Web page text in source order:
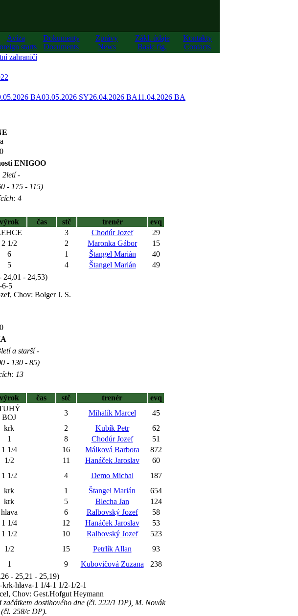
Avíza
starts
Dokumenty
Documents
Zprávy
News
Zákl. údaje
Basic fig.
Kontakty
Contacts
zahraničí
BA03.05.2026 SY26.04.2026 BA11.04.2026 BA
ENIGOO
2letí -
- 175 - 115)
4
výrok čas stč trenér
evq
3 Chodúr Jozef
29
2 1/2 2 Maronka Gábor
15
6 1 Štangel Marián
40
5 4 Štangel Marián
49
24,01 - 24,53)
5
Chov: Bolger J. S.
a starší -
- 130 - 85)
13
výrok čas stč trenér
evq
BOJ
3 Mihalík Marcel
45
krk 2 Kubík Petr
62
1 8 Chodúr Jozef
51
1 1/4 16 Málková Barbora
872
1/2 11 Hanáček Jaroslav
60
1 1/2 4 Demo Michal
187
krk 1 Štangel Marián
654
krk 5 Blecha Jan
124
hlava 6 Ralbovský Jozef
58
1 1/4 12 Hanáček Jaroslav
53
1 1/2 10 Ralbovský Jozef
523
1/2 15 Petrlík Allan
93
1 9 Kubovičová Zuzana
238
- 25,21 - 25,19)
hlava-1 1/4-1 1/2-1/2-1
Chov: Gest.Hofgut Heymann
dostihového dne (čl. 222/1 DP), M. Novák
258/c DP).